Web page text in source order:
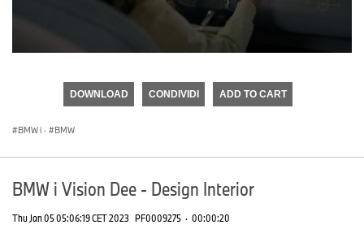
DOWNLOAD CONDIVIDI ADD TO CART
BMW i · BMW
BMW i Vision Dee - Design Interior
Thu Jan 05 05:06:19 CET 2023 PF0009275 · 00:00:20